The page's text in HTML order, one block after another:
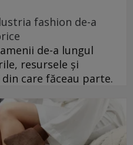
fashion de-a
de-a lungul
resursele și
care făceau parte.